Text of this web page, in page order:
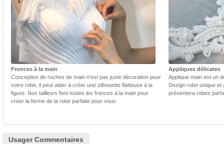
Fronces à la main
Conception de ruches de main n'est pas juste décoration pour
votre robe, il peut aider à créer une silhouette flatteuse à la
figure. Nos tailleurs font toutes les fronces à la main pour
créer la forme de la robe parfaite pour vous.
Appliques délicates
Applique main est un
Design robe unique et
présentera robes
Usager Commentaires